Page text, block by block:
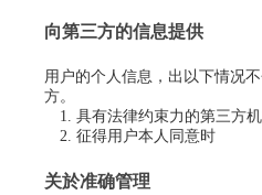
向第三方的信息提供
用户的个人信息，出以下情况
方。
1. 具有法律约束力的第三方
2. 征得用户本人同意时
关於准确管理